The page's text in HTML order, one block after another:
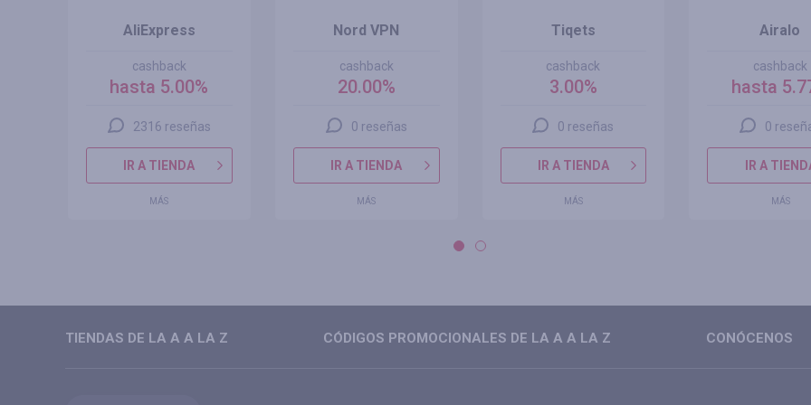
AliExpress
cashback
hasta 5.00%
2316 reseñas
IR A TIENDA
MÁS
Nord VPN
cashback
20.00%
0 reseñas
IR A TIENDA
MÁS
Tiqets
cashback
3.00%
0 reseñas
IR A TIENDA
MÁS
Airalo
cashback
hasta
0
IR A
MÁS
TIENDAS DE LA A A LA Z CÓDIGOS PROMOCIONALES DE LA A A LA Z CONÓCENOS